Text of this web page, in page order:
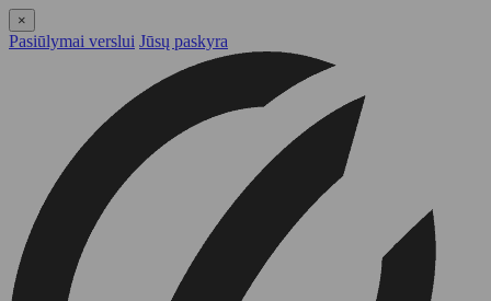
×
Pasiūlymai verslui Jūsų paskyra